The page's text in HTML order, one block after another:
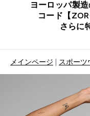
ヨーロッパ製
コード【
さらに
メインページ スポーツ